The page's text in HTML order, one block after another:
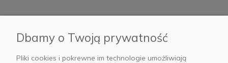
AB Foto
Dbamy o Twoją prywatność
Pliki cookies i pokrewne im technologie umożliwiają